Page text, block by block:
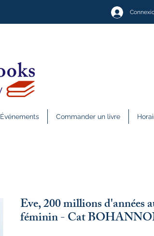
Événements Commander un livre
Eve, 200 millions d'années
féminin - Cat